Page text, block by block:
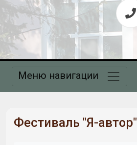
Меню навигации
Фестиваль "Я-автор"